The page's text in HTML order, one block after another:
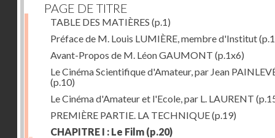
PAGE DE TITRE
TABLE DES MATIÈRES (p.1)
Préface de M. Louis LUMIÈRE, membre d'Institut
Avant-Propos de M. Léon GAUMONT (p.1x6)
Le Cinéma Scientifique d'Amateur, par Jean
(p.10)
Le Cinéma d'Amateur et l'Ecole, par L. LAURENT
PREMIÈRE PARTIE. LA TECHNIQUE(p.19)
CHAPITRE I : Le Film (p.20)